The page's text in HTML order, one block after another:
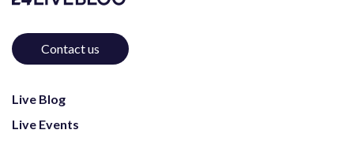
Contact us
Live Blog
Live Events